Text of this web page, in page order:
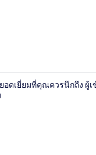
ดเยี่ยมที่คุณควรนึกถึง ผู้